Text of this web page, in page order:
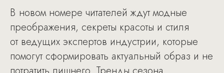
В новом номере читателей ждут модные
преображения, секреты красоты и стиля
от ведущих экспертов индустрии, которые
помогут сформировать актуальный образ и не